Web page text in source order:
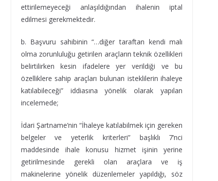
ettirilemeyeceği anlaşıldığından ihalenin iptal
edilmesi gerekmektedir.
b. Başvuru sahibinin “…diğer taraftan kendi malı
olma zorunluluğu getirilen araçların teknik özellikleri
belirtilirken kesin ifadelere yer verildiği ve bu
özelliklere sahip araçları bulunan isteklilerin ihaleye
katılabileceği” iddiasına yönelik olarak yapılan
incelemede;
İdari Şartname’nin “İhaleye katılabilmek için gereken
belgeler ve yeterlik kriterleri” başlıklı 7’nci
maddesinde ihale konusu hizmet işinin yerine
getirilmesinde gerekli olan araçlara ve iş
makinelerine yönelik düzenlemeler yapıldığı, söz